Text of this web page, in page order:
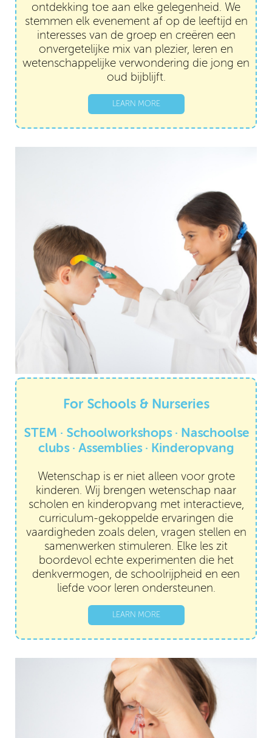
ontdekking toe aan elke gelegenheid. We
stemmen elk evenement af op de leeftijd en
interesses van de groep en creëren een
onvergetelijke mix van plezier, leren en
wetenschappelijke verwondering die jong en
oud bijblijft.
LEARN MORE
For Schools & Nurseries
STEM · Schoolworkshops · Naschoolse
clubs · Assemblies · Kinderopvang
Wetenschap is er niet alleen voor grote
kinderen. Wij brengen wetenschap naar
scholen en kinderopvang met interactieve,
curriculum-gekoppelde ervaringen die
vaardigheden zoals delen, vragen stellen en
samenwerken stimuleren. Elke les zit
boordevol echte experimenten die het
denkvermogen, de schoolrijpheid en een
liefde voor leren ondersteunen.
LEARN MORE